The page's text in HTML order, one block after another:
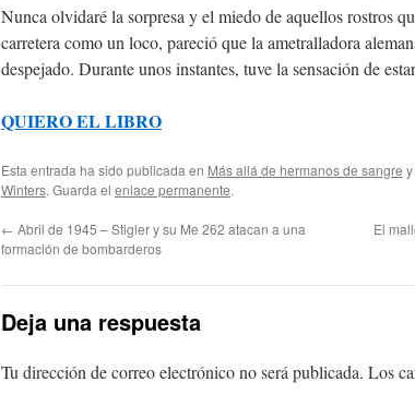
Nunca olvidaré la sorpresa y el miedo de aquellos rostros
carretera como un loco, pareció que la ametralladora
despejado. Durante unos instantes, tuve la sensación de
QUIERO EL LIBRO
Esta entrada ha sido publicada en Más allá de hermanos de sangre
Winters. Guarda el enlace permanente.
← Abril de 1945 – Stigler y su Me 262 atacan a una
formación de bombarderos
El
Deja una respuesta
Tu dirección de correo electrónico no será publicada. Los